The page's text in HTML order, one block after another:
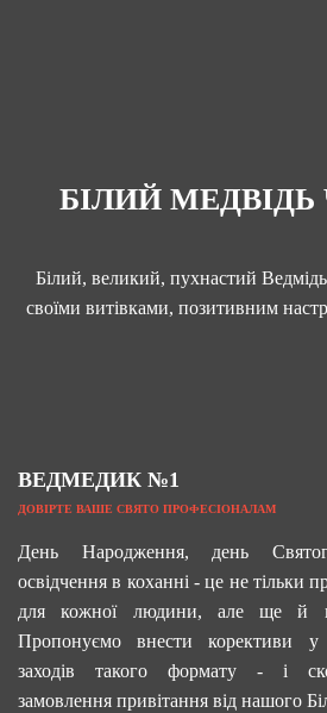
БІЛИЙ МЕДВІДЬ
Білий, великий, пухнастий Ведмідь
своїми витівками, позитивним
ВЕДМЕДИК №1
ДОВІРТЕ ВАШЕ СВЯТО ПРОФЕСІОНАЛАМ
День Народження, день
освідчення в коханні - це не тільки
для кожної людини, але ще й
Пропонуємо внести корективи у
заходів такого формату - і
замовлення привітання від нашого